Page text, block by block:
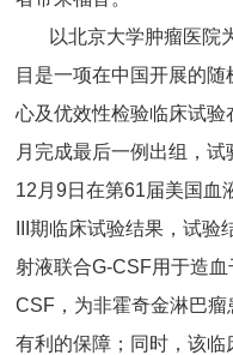
以北京大学肿瘤医院
目是一项在中国开展的
心及优效性检验临床试
月完成最后一例出组，
12月9日在第61届美国血
III期临床试验结果，试
射液联合G-CSF用于造
CSF，为非霍奇金淋巴
有利的保障；同时，该